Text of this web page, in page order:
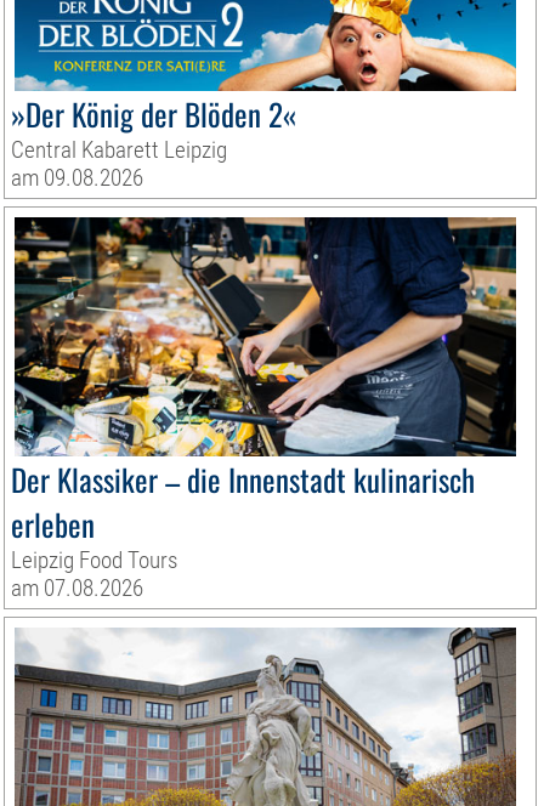
»Der König der Blöden 2«
Central Kabarett Leipzig
am 09.08.2026
Der Klassiker – die Innenstadt kulinarisch
erleben
Leipzig Food Tours
am 07.08.2026